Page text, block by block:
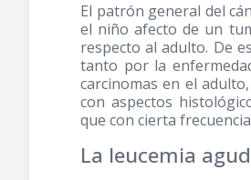
El patrón general del
el niño afecto de un
respecto al adulto. De
tanto por la
carcinomas en el
con aspectos
que con cierta
La leucemia